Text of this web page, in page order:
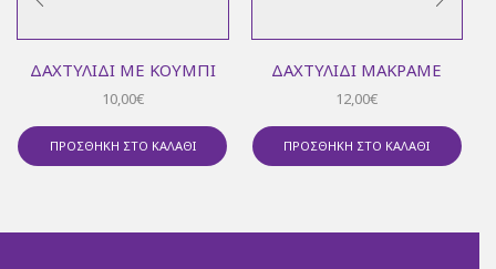
ΔΑΧΤΥΛΊΔΙ ΜΕ ΚΟΥΜΠΊ
10,00€
ΠΡΟΣΘΉΚΗ ΣΤΟ ΚΑΛΆΘΙ
ΔΑΧΤΥΛΊΔΙ ΜΑΚΡΑΜΈ
12,00€
ΠΡΟΣΘΉΚΗ ΣΤΟ ΚΑΛΆΘΙ